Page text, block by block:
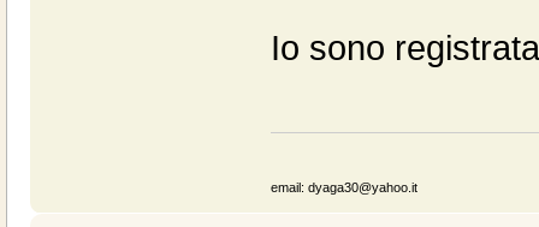
Io sono
email: dyaga30@yahoo.it